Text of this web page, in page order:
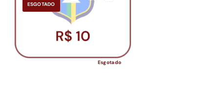
ESGOTADO
Esgotado